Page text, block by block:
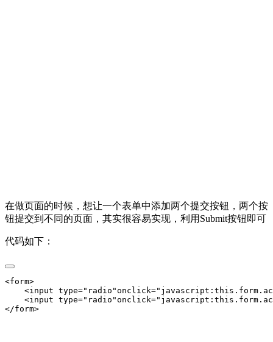
在做页面的时候，想让一个表单中添加两个提交按钮，两个按
钮提交到不同的页面，其实很容易实现，利用Submit按钮即可
代码如下：
<form>
<input
<input
</form>